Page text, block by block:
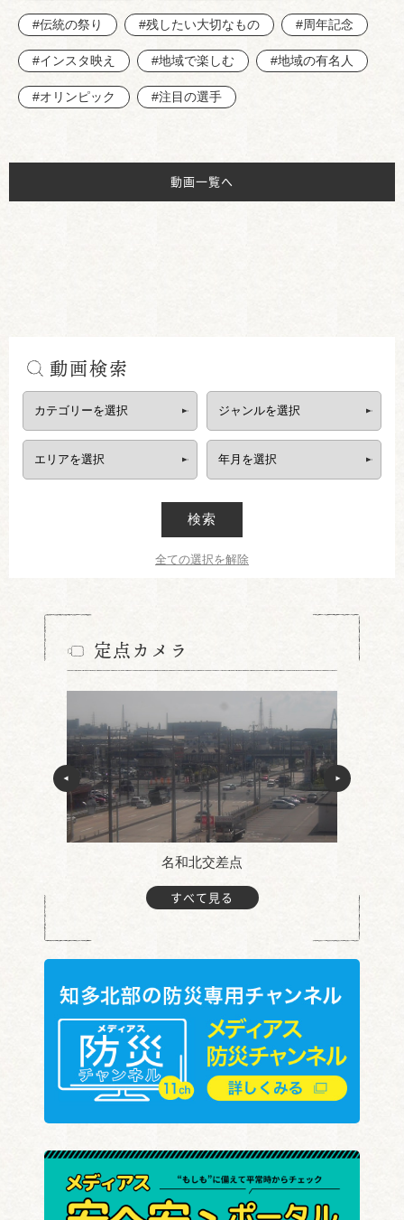
#伝統の祭り #残したい大切なもの #周年記念
#インスタ映え #地域で楽しむ #地域の有名人
#オリンピック #注目の選手
動画一覧へ
動画検索
検索
全ての選択を解除
定点カメラ
名和北交差点
すべて見る